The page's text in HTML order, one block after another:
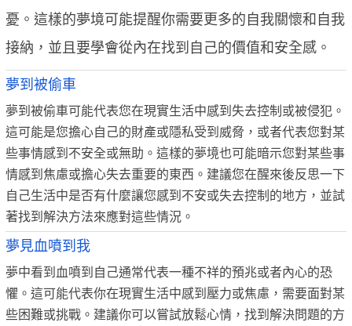
憂。這樣的夢境可能提醒你需要更多的自我關懷和自我
接納，並且要學會從內在找到自己的價值和安全感。
夢到被偷車
夢到被偷車可能代表您在現實生活中感到失去控制或被侵犯。
這可能是您擔心自己的財產或隱私受到威脅，或者代表您對某
些事情感到不安全或無助。這樣的夢境也可能暗示您對某些事
情感到焦慮或擔心失去重要的東西。建議您在醒來後反思一下
自己生活中是否有什麼讓您感到不安或失去控制的地方，並試
著找到解決方法來應對這些情況。
夢見血噴到我
夢中看到血噴到自己通常代表一種不祥的預兆或者內心的恐
懼。這可能代表你在現實生活中感到壓力或焦慮，需要面對某
些困難或挑戰。建議你可以嘗試放鬆心情，找到解決問題的方